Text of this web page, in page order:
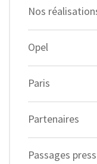
Nos
Opel
Paris
Partenaires
Passages